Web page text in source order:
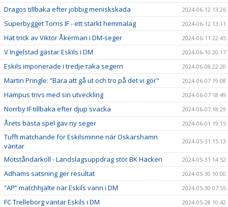
Dragos tillbaka efter jobbig meniskskada 2024-06-12 13:26
Superbygget Torns IF - ett starkt hemmalag 2024-06-12 13:11
Hat trick av Viktor Åkerman i DM-seger 2024-06-11 22:45
V Ingelstad gästar Eskils i DM 2024-06-10 20:17
Eskils imponerade i tredje raka segern 2024-06-08 22:20
Martin Pringle: ”Bara att gå ut och tro på det vi gör" 2024-06-07 19:08
Hampus trivs med sin utveckling 2024-06-07 18:49
Norrby IF tillbaka efter djup svacka 2024-06-07 18:29
Årets bästa spel gav ny seger 2024-06-01 19:15
Tufft matchande för Eskilsminne när Oskarshamn
väntar
2024-05-31 15:13
Motståndarkoll - Landslagsuppdrag stör BK Häcken 2024-05-31 14:52
Adhams satsning ger resultat 2024-05-30 10:00
”AP” matchhjälte när Eskils vann i DM 2024-05-30 07:55
FC Trelleborg väntar Eskils i DM 2024-05-28 10:42